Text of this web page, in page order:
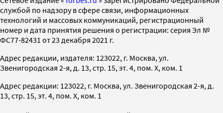
службой по надзору в сфере связи, информационных
технологий и массовых коммуникаций, регистрационный
номер и дата принятия решения о регистрации: серия Эл №
ФС77-82431 от 23 декабря 2021 г.
Адрес редакции, издателя: 123022, г. Москва, ул.
Звенигородская 2-я, д. 13, стр. 15, эт. 4, пом. X, ком. 1
Адрес редакции: 123022, г. Москва, ул. Звенигородская 2-я, д.
13, стр. 15, эт. 4, пом. X, ком. 1